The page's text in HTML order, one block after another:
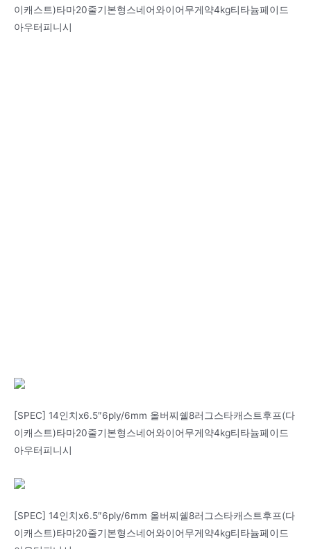
이캐스트)타마20줄기본형스네어와이어무게약4kg티타늄페이드
아우터피니시
[SPEC] 14인치x6.5″6ply/6mm 올버찌쉘8러그스타캐스트후프(다
이캐스트)타마20줄기본형스네어와이어무게약4kg티타늄페이드
아우터피니시
[SPEC] 14인치x6.5″6ply/6mm 올버찌쉘8러그스타캐스트후프(다
이캐스트)타마20줄기본형스네어와이어무게약4kg티타늄페이드